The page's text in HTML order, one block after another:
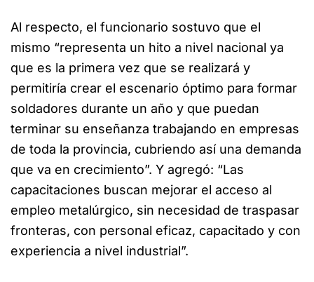
Al respecto, el funcionario sostuvo que el
mismo “representa un hito a nivel nacional ya
que es la primera vez que se realizará y
permitiría crear el escenario óptimo para formar
soldadores durante un año y que puedan
terminar su enseñanza trabajando en empresas
de toda la provincia, cubriendo así una demanda
que va en crecimiento”. Y agregó: “Las
capacitaciones buscan mejorar el acceso al
empleo metalúrgico, sin necesidad de traspasar
fronteras, con personal eficaz, capacitado y con
experiencia a nivel industrial”.